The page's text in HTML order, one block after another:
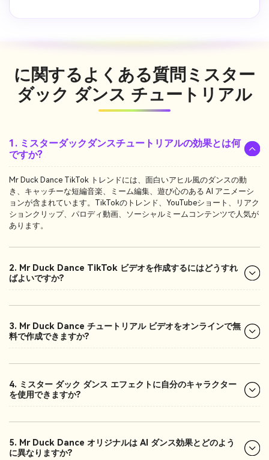
に関するよくある質問 ミスター
ダック ダンス チュートリアル
1. ミスターダックダンスチュートリアルの効果とは何
ですか?
Mr Duck Dance TikTok トレンドには、面白いアヒル風のダンスの動
き、キャッチーな短編音楽、ミーム編集、遊び心のある AI アニメーシ
ョンが含まれています。TikTokのトレンド、YouTubeショート、リアク
ションクリップ、パロディ動画、ソーシャルミームコンテンツで人気が
あります。
2. Mr Duck Dance TikTok ビデオを作成するにはどうすれ
ばよいですか?
3. Mr Duck Dance チュートリアル ビデオをオンラインで無
料で作成できますか?
4. ミスター ダック ダンス エフェクトに自分のキャラクター
を使用できますか?
5. Mr Duck Dance オリジナルは AI ダンス効果とどのよう
に異なりますか?